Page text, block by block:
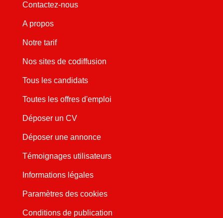
Contactez-nous
A propos
Notre tarif
Nos sites de codiffusion
Tous les candidats
Toutes les offres d'emploi
Déposer un CV
Déposer une annonce
Témoignages utilisateurs
Informations légales
Paramètres des cookies
Conditions de publication